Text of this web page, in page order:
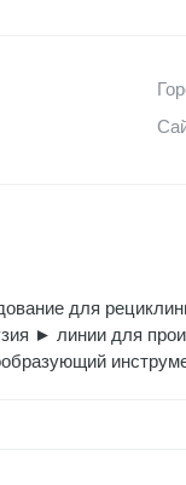
для
► линии для